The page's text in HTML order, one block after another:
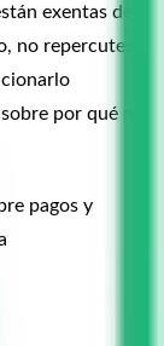
exentas de
no repercutes
por qué no
pagos y